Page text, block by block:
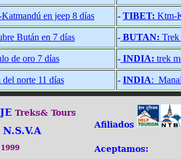
en jeep 8 días - TIBET: Ktm-
Bután en 7 días - BUTAN:
de oro 7 días - INDIA: trek
del norte 11 días - INDIA:
Treks& Tours
Afiliados
Aceptamos: